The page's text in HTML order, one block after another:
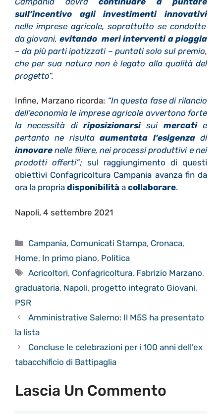
sull’incentivo agli investimenti innovativi
nelle imprese agricole, soprattutto se condotte
da giovani, evitando meri interventi a pioggia
– da più parti ipotizzati – puntati solo sul premio,
che per sua natura non è legato alla qualità del
progetto”.
Infine, Marzano ricorda: “In questa fase di rilancio
dell’economia le imprese agricole avvertono forte
la necessità di riposizionarsisui mercatie
pertanto ne risultaaumentata l’esigenzadi
innovare nelle filiere, nei processi produttivi e nei
prodotti offerti”; sul raggiungimento di questi
obiettivi Confagricoltura Campania avanza fin da
ora la propria disponibilità a collaborare.
Napoli, 4 settembre 2021
Categorie
Campania, Comunicati Stampa, Cronaca,
Home, In primo piano, Politica
Tag
Acricoltori, Confagricoltura, Fabrizio Marzano,
graduatoria, Napoli, progetto integrato Giovani,
PSR
Amministrative Salerno: Il M5S ha presentato
la lista
Concluse le celebrazioni per i 100 anni dell’ex
tabacchificio di Battipaglia
Lascia Un Commento